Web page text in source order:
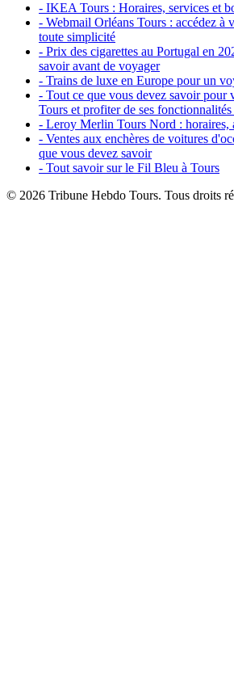
- IKEA Tours : Horaires, services et
- Webmail Orléans Tours : accédez à
toute simplicité
- Prix des cigarettes au Portugal en
savoir avant de voyager
- Trains de luxe en Europe pour un
- Tout ce que vous devez savoir pour
Tours et profiter de ses fonctionnalités
- Leroy Merlin Tours Nord : horaires,
- Ventes aux enchères de voitures
que vous devez savoir
- Tout savoir sur le Fil Bleu à Tours
© 2026 Tribune Hebdo Tours. Tous droits